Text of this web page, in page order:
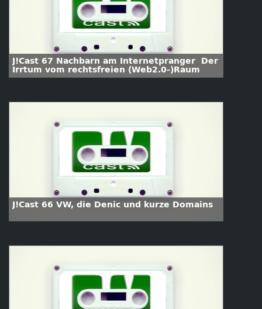
J!Cast 67 Nachbarn am Internetpranger  Der
Irrtum vom rechtsfreien (Web2.0-)Raum
J!Cast 66 VW, die Denic und kurze Domains